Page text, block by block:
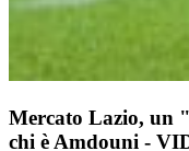
Mercato Lazio, un
chi è Amdouni -